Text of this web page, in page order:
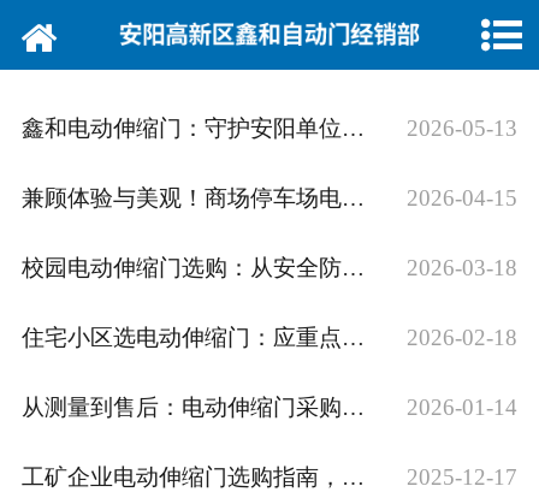
网站首页
工程案例
客户留言
联系我们
鑫和电动伸缩门：守护安阳单位与社区的安心之选 2026-05-13
兼顾体验与美观！商场停车场电动伸缩门的选购要点 2026-04-15
校园电动伸缩门选购：从安全防护到管理便捷，别忽视这些 2026-03-18
住宅小区选电动伸缩门：应重点关注的3个要点 2026-02-18
从测量到售后：电动伸缩门采购的6大关键，避坑必看 2026-01-14
工矿企业电动伸缩门选购指南，快来了解下吧 2025-12-17